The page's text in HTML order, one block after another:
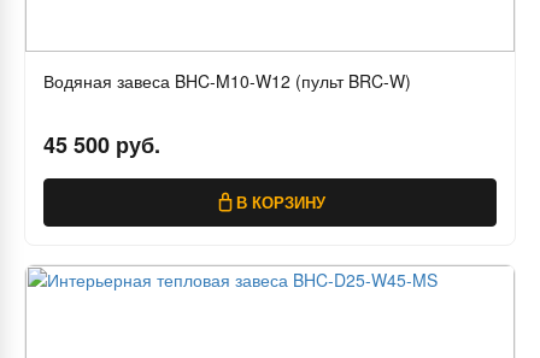
Водяная завеса BHC-M10-W12 (пульт BRC-W)
45 500 руб.
В КОРЗИНУ